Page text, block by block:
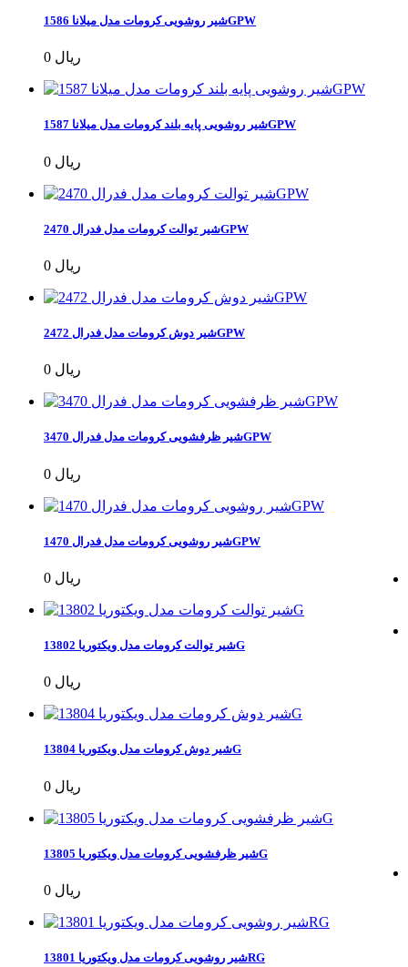
شیر روشویی کرومات مدل میلانا 1586GPW
0 ریال
شیر روشویی پایه بلند کرومات مدل میلانا 1587GPW
0 ریال
شیر توالت کرومات مدل فدرال 2470GPW
0 ریال
شیر دوش کرومات مدل فدرال 2472GPW
0 ریال
شیر ظرفشویی کرومات مدل فدرال 3470GPW
0 ریال
شیر روشویی کرومات مدل فدرال 1470GPW
0 ریال
شیر توالت کرومات مدل ویکتوریا 13802G
0 ریال
شیر دوش کرومات مدل ویکتوریا 13804G
0 ریال
شیر ظرفشویی کرومات مدل ویکتوریا 13805G
0 ریال
شیر روشویی کرومات مدل ویکتوریا 13801RG